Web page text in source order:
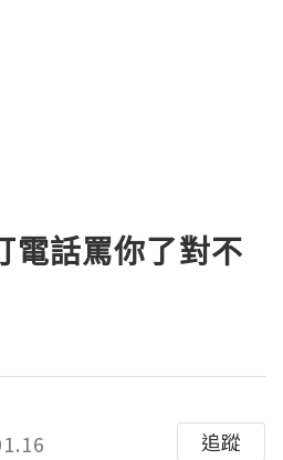
電話罵你了對不
追蹤